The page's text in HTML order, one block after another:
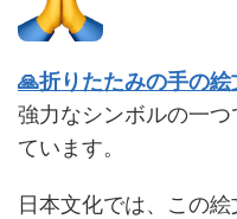
🙏折りたたみの手の絵
強力なシンボルの一
ています。
日本文化では、この